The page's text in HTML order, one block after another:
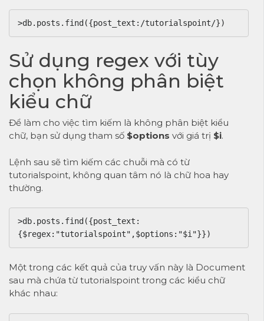
>db.posts.find({post_text:/tutorialspoint/})
Sử dụng regex với tùy
chọn không phân biệt
kiểu chữ
Để làm cho việc tìm kiếm là không phân biệt kiểu
chữ, bạn sử dụng tham số $options với giá trị $i.
Lệnh sau sẽ tìm kiếm các chuỗi mà có từ
tutorialspoint, không quan tâm nó là chữ hoa hay
thường.
>db.posts.find({post_text:
{$regex:"tutorialspoint",$options:"$i"}})
Một trong các kết quả của truy vấn này là Document
sau mà chứa từ tutorialspoint trong các kiểu chữ
khác nhau: